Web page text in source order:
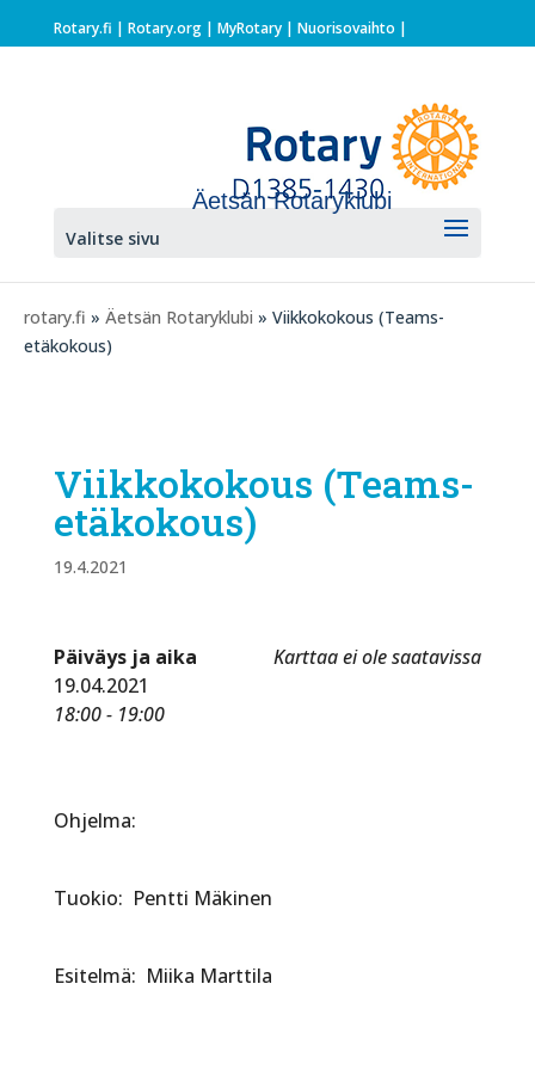
Rotary.fi | Rotary.org| MyRotary | Nuorisovaihto |
Äetsän Rotaryklubi
Valitse sivu
rotary.fi » Äetsän Rotaryklubi » Viikkokokous (Teams-
etäkokous)
Viikkokokous (Teams-
etäkokous)
19.4.2021
Karttaa ei ole saatavissa
Päiväys ja aika
19.04.2021
18:00 - 19:00
Ohjelma:
Tuokio: Pentti Mäkinen
Esitelmä: Miika Marttila